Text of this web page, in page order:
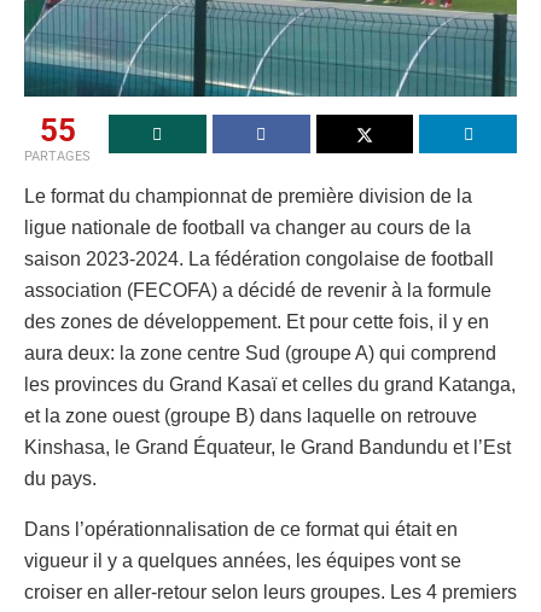
55
PARTAGES
Le format du championnat de première division de la
ligue nationale de football va changer au cours de la
saison 2023-2024. La fédération congolaise de football
association (FECOFA) a décidé de revenir à la formule
des zones de développement. Et pour cette fois, il y en
aura deux: la zone centre Sud (groupe A) qui comprend
les provinces du Grand Kasaï et celles du grand Katanga,
et la zone ouest (groupe B) dans laquelle on retrouve
Kinshasa, le Grand Équateur, le Grand Bandundu et l’Est
du pays.
Dans l’opérationnalisation de ce format qui était en
vigueur il y a quelques années, les équipes vont se
croiser en aller-retour selon leurs groupes. Les 4 premiers